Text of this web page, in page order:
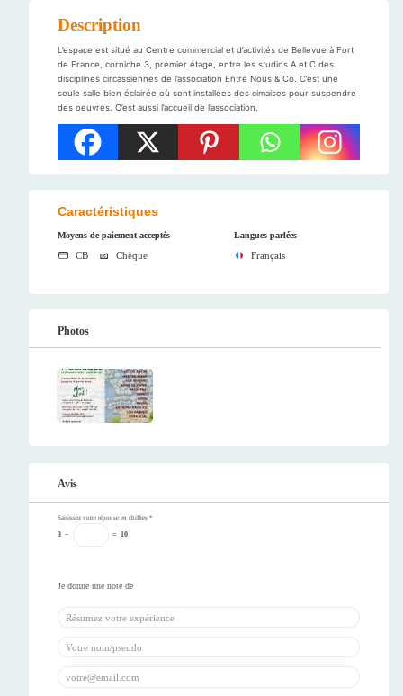
Description
L’espace est situé au Centre commercial et d’activités de Bellevue à Fort
de France, corniche 3, premier étage, entre les studios A et C des
disciplines circassiennes de l’association Entre Nous & Co. C’est une
seule salle bien éclairée où sont installées des cimaises pour suspendre
des oeuvres. C’est aussi l’accueil de l’association.
Caractéristiques
Moyens de paiement acceptés
CB Chèque
Langues parlées
Français
Photos
Avis
Saisissez votre réponse en chiffres *
3 + = 10